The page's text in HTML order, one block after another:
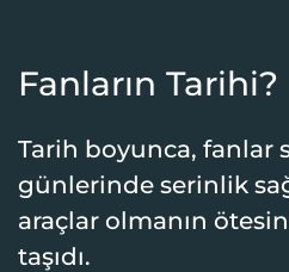
Fanların Tarihi?
Tarih boyunca, fanlar
günlerinde serinlik
araçlar olmanın
taşıdı.